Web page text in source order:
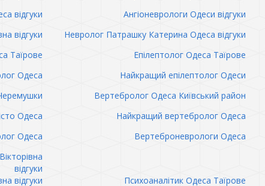
відгуки
Ангіоневрологи Одеси відгуки
відгуки
Невролог Патрашку Катерина Одеса відгуки
Таїрове
Епілептолог Одеса Таїрове
Одеса
Найкращий епілептолог Одеси
Вертебролог Одеса Київський район
Одеса
Найкращий вертебролог Одеса
Одеса
Вертеброневрологи Одеса
відгуки
відгуки
Психоаналітик Одеса Таїрове